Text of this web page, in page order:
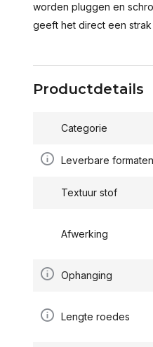
worden pluggen en
geeft het direct een strak
Productdetails
Categorie
Leverbare formaten
Textuur stof
Afwerking
Ophanging
Lengte roedes